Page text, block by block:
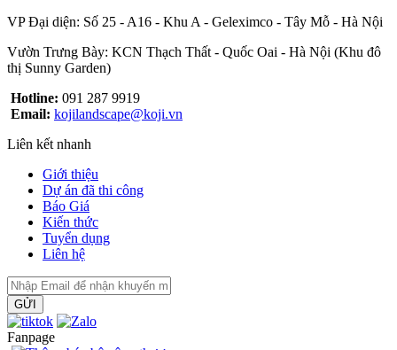
VP Đại diện: Số 25 - A16 - Khu A - Geleximco - Tây Mỗ - Hà Nội
Vườn Trưng Bày: KCN Thạch Thất - Quốc Oai - Hà Nội (Khu đô
thị Sunny Garden)
Hotline: 091 287 9919
Email: kojilandscape@koji.vn
Liên kết nhanh
Giới thiệu
Dự án đã thi công
Báo Giá
Kiến thức
Tuyển dụng
Liên hệ
GỬI
Fanpage